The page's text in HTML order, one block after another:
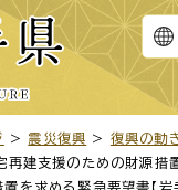
> 震災復興 > 復興の動
建支援のための財源措
を求める緊急要望書【岩